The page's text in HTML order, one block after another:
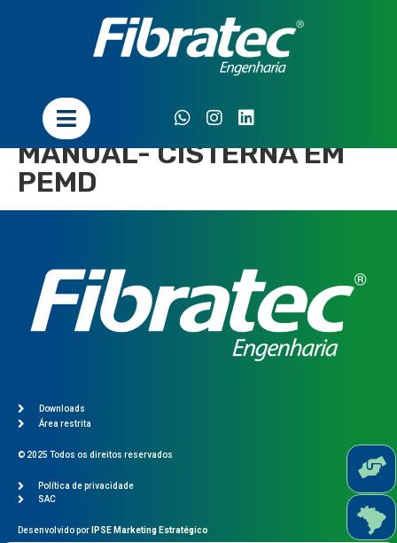
MANUAL- CISTERNA EM
PEMD
Downloads
Área restrita
© 2025 Todos os direitos reservados
Política de privacidade
SAC
Desenvolvido por IPSE Marketing Estratégico